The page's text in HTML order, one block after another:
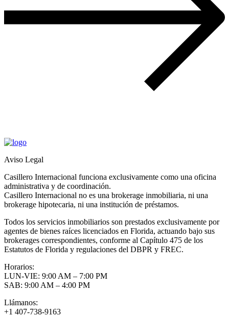
Aviso Legal
Casillero Internacional funciona exclusivamente como una oficina
administrativa y de coordinación.
Casillero Internacional no es una brokerage inmobiliaria, ni una
brokerage hipotecaria, ni una institución de préstamos.
Todos los servicios inmobiliarios son prestados exclusivamente por
agentes de bienes raíces licenciados en Florida, actuando bajo sus
brokerages correspondientes, conforme al Capítulo 475 de los
Estatutos de Florida y regulaciones del DBPR y FREC.
Horarios:
LUN-VIE: 9:00 AM – 7:00 PM
SAB: 9:00 AM – 4:00 PM
Llámanos:
+1 407-738-9163